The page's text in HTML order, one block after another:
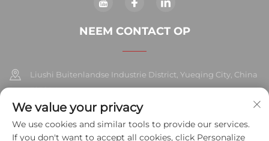
NEEM CONTACT OP
Liushi Buitenlandse Industrie District, Yueqing City, China
325604
+86-577-57572007
We value your privacy
We use cookies and similar tools to provide our services.
If you don't want to accept all cookies, click Personalize